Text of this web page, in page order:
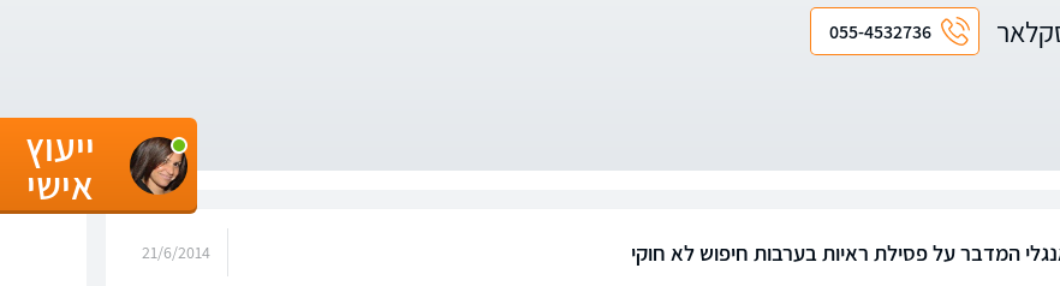
055-4532736
המדבר על פסילת ראיות בערבות חיפוש לא חוקי 21/6/2014
ייעוץ
אישי